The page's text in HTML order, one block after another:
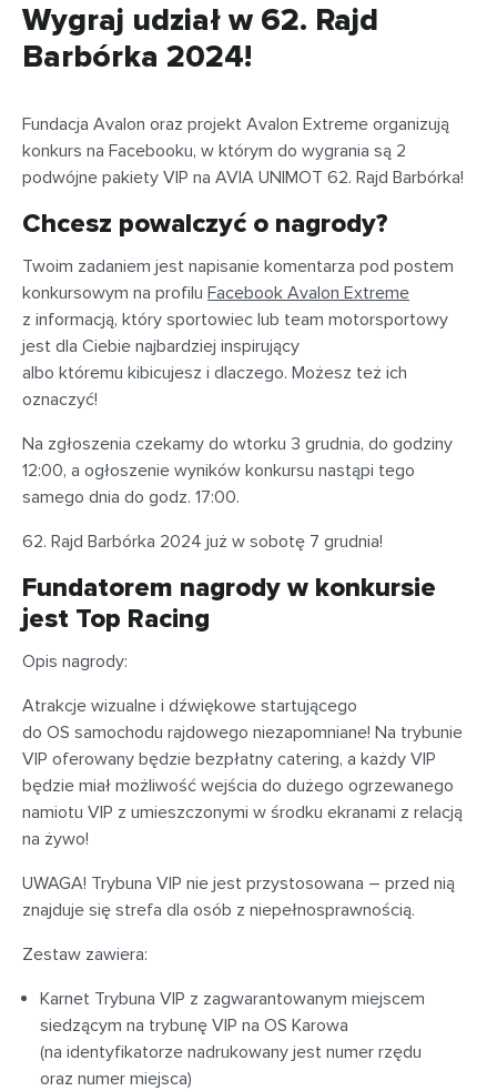
Wygraj udział w 62. Rajd
Barbórka 2024!
Fundacja Avalon oraz projekt Avalon Extreme organizują
konkurs na Facebooku, w którym do wygrania są 2
podwójne pakiety VIP na AVIA UNIMOT 62. Rajd Barbórka!
Chcesz powalczyć o nagrody?
Twoim zadaniem jest napisanie komentarza pod postem
konkursowym na profilu Facebook Avalon Extreme
z informacją, który sportowiec lub team motorsportowy
jest dla Ciebie najbardziej inspirujący
albo któremu kibicujesz i dlaczego. Możesz też ich
oznaczyć!
Na zgłoszenia czekamy do wtorku 3 grudnia, do godziny
12:00, a ogłoszenie wyników konkursu nastąpi tego
samego dnia do godz. 17:00.
62. Rajd Barbórka 2024 już w sobotę 7 grudnia!
Fundatorem nagrody w konkursie
jest Top Racing
Opis nagrody:
Atrakcje wizualne i dźwiękowe startującego
do OS samochodu rajdowego niezapomniane! Na trybunie
VIP oferowany będzie bezpłatny catering, a każdy VIP
będzie miał możliwość wejścia do dużego ogrzewanego
namiotu VIP z umieszczonymi w środku ekranami z relacją
na żywo!
UWAGA! Trybuna VIP nie jest przystosowana – przed nią
znajduje się strefa dla osób z niepełnosprawnością.
Zestaw zawiera:
Karnet Trybuna VIP z zagwarantowanym miejscem
siedzącym na trybunę VIP na OS Karowa
(na identyfikatorze nadrukowany jest numer rzędu
oraz numer miejsca)